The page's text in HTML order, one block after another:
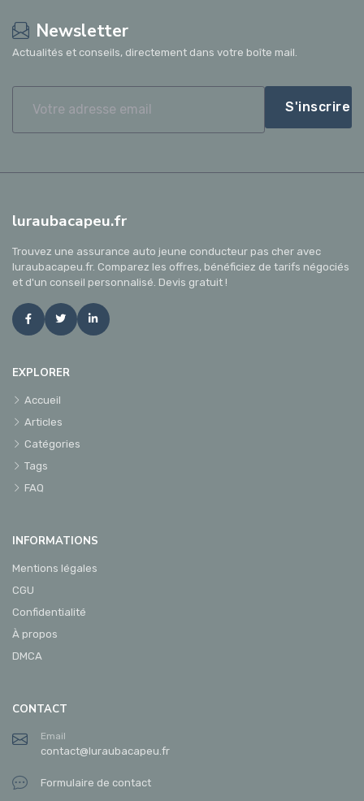
Newsletter
Actualités et conseils, directement dans votre boîte mail.
S'inscrire
luraubacapeu.fr
Trouvez une assurance auto jeune conducteur pas cher avec
luraubacapeu.fr. Comparez les offres, bénéficiez de tarifs négociés
et d'un conseil personnalisé. Devis gratuit !
EXPLORER
Accueil
Articles
Catégories
Tags
FAQ
INFORMATIONS
Mentions légales
CGU
Confidentialité
À propos
DMCA
CONTACT
Email
contact@luraubacapeu.fr
Formulaire de contact